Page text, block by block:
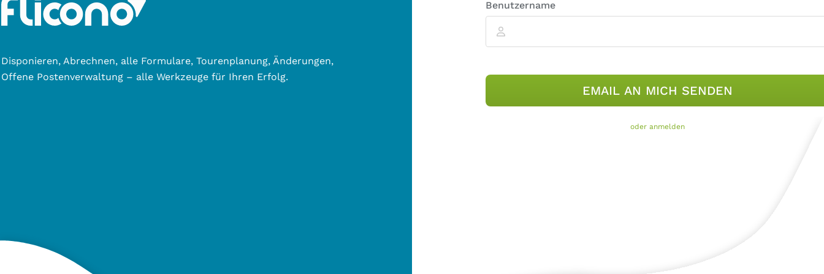
Disponieren, Abrechnen, alle Formulare, Tourenplanung, Änderungen,
Offene Postenverwaltung – alle Werkzeuge für Ihren Erfolg.
Benutzername
oder anmelden